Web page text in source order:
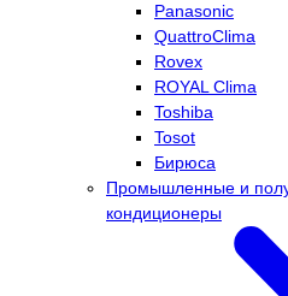
Panasonic
QuattroClima
Rovex
ROYAL Clima
Toshiba
Tosot
Бирюса
Промышленные и
кондиционеры